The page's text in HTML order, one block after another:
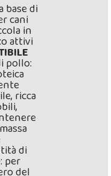
base di
cani
in
attivi
pollo:
ricca
di
per
del